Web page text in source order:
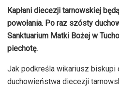
Kapłani diecezji tarnowskiej
powołania. Po raz szósty
Sanktuarium Matki Bożej w
piechotę.
Jak podkreśla wikariusz biskupi
duchowieństwa diecezji